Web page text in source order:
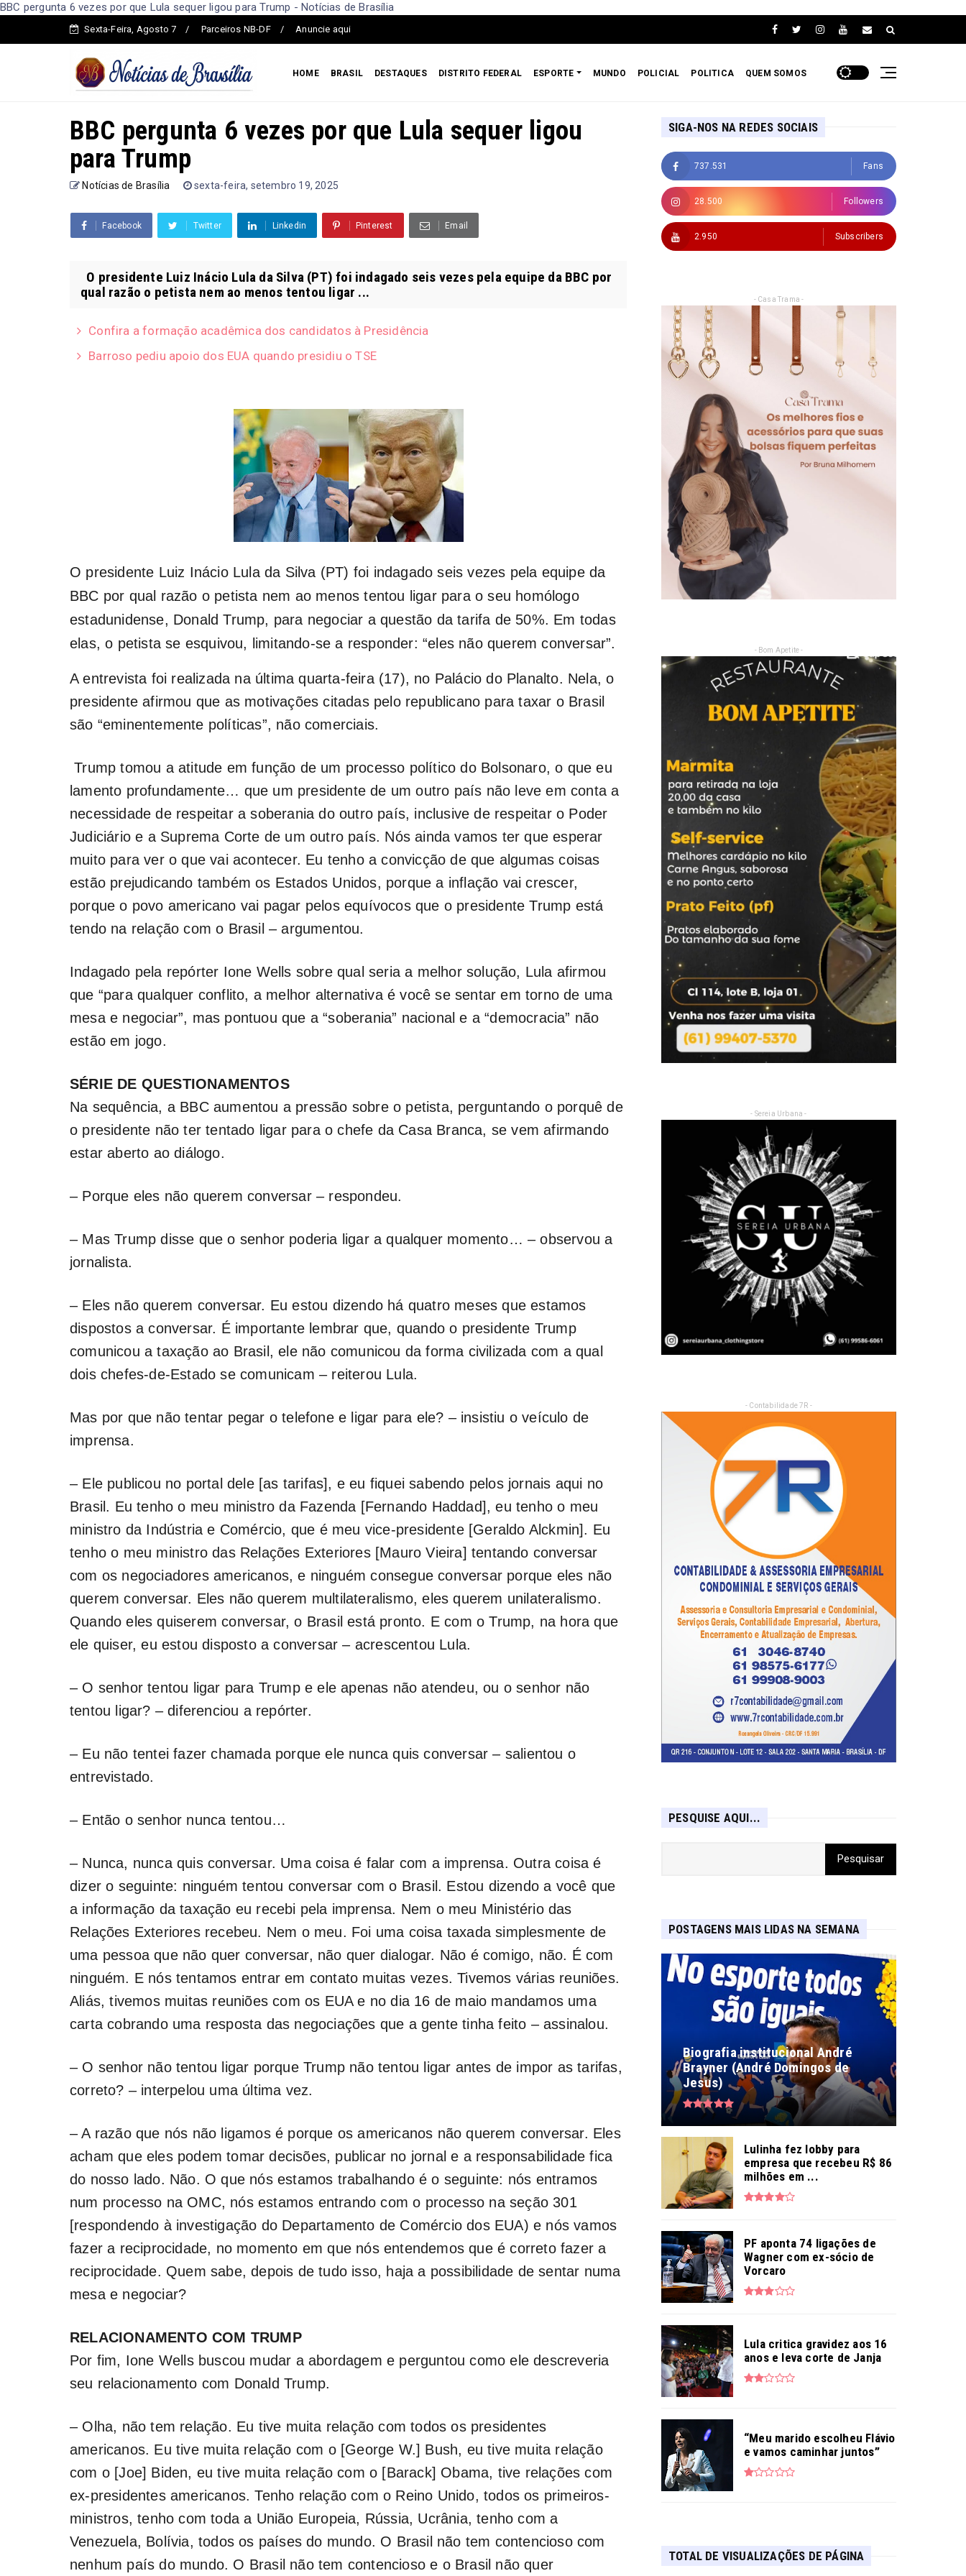
BBC pergunta 6 vezes por que Lula sequer ligou para Trump - Notícias de Brasília
Sexta-Feira, Agosto 7 Parceiros NB-DF Anuncie aqui
HOME BRASIL DESTAQUES DISTRITO FEDERAL ESPORTE MUNDO POLICIAL POLITICA QUEM SOMOS
BBC pergunta 6 vezes por que Lula sequer ligou
para Trump
Notícias de Brasília sexta-feira, setembro 19, 2025
Facebook Twitter Linkedin Pinterest Email
O presidente Luiz Inácio Lula da Silva (PT) foi indagado seis vezes pela equipe da BBC por
qual razão o petista nem ao menos tentou ligar ...
Confira a formação acadêmica dos candidatos à Presidência
Barroso pediu apoio dos EUA quando presidiu o TSE
O presidente Luiz Inácio Lula da Silva (PT) foi indagado seis vezes pela equipe da
BBC por qual razão o petista nem ao menos tentou ligar para o seu homólogo
estadunidense, Donald Trump, para negociar a questão da tarifa de 50%. Em todas
elas, o petista se esquivou, limitando-se a responder: “eles não querem conversar”.
A entrevista foi realizada na última quarta-feira (17), no Palácio do Planalto. Nela, o
presidente afirmou que as motivações citadas pelo republicano para taxar o Brasil
são “eminentemente políticas”, não comerciais.
Trump tomou a atitude em função de um processo político do Bolsonaro, o que eu
lamento profundamente… que um presidente de um outro país não leve em conta a
necessidade de respeitar a soberania do outro país, inclusive de respeitar o Poder
Judiciário e a Suprema Corte de um outro país. Nós ainda vamos ter que esperar
muito para ver o que vai acontecer. Eu tenho a convicção de que algumas coisas
estão prejudicando também os Estados Unidos, porque a inflação vai crescer,
porque o povo americano vai pagar pelos equívocos que o presidente Trump está
tendo na relação com o Brasil – argumentou.
Indagado pela repórter Ione Wells sobre qual seria a melhor solução, Lula afirmou
que “para qualquer conflito, a melhor alternativa é você se sentar em torno de uma
mesa e negociar”, mas pontuou que a “soberania” nacional e a “democracia” não
estão em jogo.
SÉRIE DE QUESTIONAMENTOS
Na sequência, a BBC aumentou a pressão sobre o petista, perguntando o porquê de
o presidente não ter tentado ligar para o chefe da Casa Branca, se vem afirmando
estar aberto ao diálogo.
– Porque eles não querem conversar – respondeu.
– Mas Trump disse que o senhor poderia ligar a qualquer momento… – observou a
jornalista.
– Eles não querem conversar. Eu estou dizendo há quatro meses que estamos
dispostos a conversar. É importante lembrar que, quando o presidente Trump
comunicou a taxação ao Brasil, ele não comunicou da forma civilizada com a qual
dois chefes-de-Estado se comunicam – reiterou Lula.
Mas por que não tentar pegar o telefone e ligar para ele? – insistiu o veículo de
imprensa.
– Ele publicou no portal dele [as tarifas], e eu fiquei sabendo pelos jornais aqui no
Brasil. Eu tenho o meu ministro da Fazenda [Fernando Haddad], eu tenho o meu
ministro da Indústria e Comércio, que é meu vice-presidente [Geraldo Alckmin]. Eu
tenho o meu ministro das Relações Exteriores [Mauro Vieira] tentando conversar
com os negociadores americanos, e ninguém consegue conversar porque eles não
querem conversar. Eles não querem multilateralismo, eles querem unilateralismo.
Quando eles quiserem conversar, o Brasil está pronto. E com o Trump, na hora que
ele quiser, eu estou disposto a conversar – acrescentou Lula.
– O senhor tentou ligar para Trump e ele apenas não atendeu, ou o senhor não
tentou ligar? – diferenciou a repórter.
– Eu não tentei fazer chamada porque ele nunca quis conversar – salientou o
entrevistado.
– Então o senhor nunca tentou…
– Nunca, nunca quis conversar. Uma coisa é falar com a imprensa. Outra coisa é
dizer o seguinte: ninguém tentou conversar com o Brasil. Estou dizendo a você que
a informação da taxação eu recebi pela imprensa. Nem o meu Ministério das
Relações Exteriores recebeu. Nem o meu. Foi uma coisa taxada simplesmente de
uma pessoa que não quer conversar, não quer dialogar. Não é comigo, não. É com
ninguém. E nós tentamos entrar em contato muitas vezes. Tivemos várias reuniões.
Aliás, tivemos muitas reuniões com os EUA e no dia 16 de maio mandamos uma
carta cobrando uma resposta das negociações que a gente tinha feito – assinalou.
– O senhor não tentou ligar porque Trump não tentou ligar antes de impor as tarifas,
correto? – interpelou uma última vez.
– A razão que nós não ligamos é porque os americanos não querem conversar. Eles
acham que eles podem tomar decisões, publicar no jornal e a responsabilidade fica
do nosso lado. Não. O que nós estamos trabalhando é o seguinte: nós entramos
num processo na OMC, nós estamos entrando com o processo na seção 301
[respondendo à investigação do Departamento de Comércio dos EUA) e nós vamos
fazer a reciprocidade, no momento em que nós entendemos que é correto fazer a
reciprocidade. Quem sabe, depois de tudo isso, haja a possibilidade de sentar numa
mesa e negociar?
RELACIONAMENTO COM TRUMP
Por fim, Ione Wells buscou mudar a abordagem e perguntou como ele descreveria
seu relacionamento com Donald Trump.
– Olha, não tem relação. Eu tive muita relação com todos os presidentes
americanos. Eu tive muita relação com o [George W.] Bush, eu tive muita relação
com o [Joe] Biden, eu tive muita relação com o [Barack] Obama, tive relações com
ex-presidentes americanos. Tenho relação com o Reino Unido, todos os primeiros-
ministros, tenho com toda a União Europeia, Rússia, Ucrânia, tenho com a
Venezuela, Bolívia, todos os países do mundo. O Brasil não tem contencioso com
nenhum país do mundo. O Brasil não tem contencioso e o Brasil não quer
SIGA-NOS NA REDES SOCIAIS
737.531 Fans
28.500 Followers
2.950 Subscribers
- Casa Trama -
- Bom Apetite -
- Sereia Urbana -
- Contabilidade 7R -
PESQUISE AQUI...
POSTAGENS MAIS LIDAS NA SEMANA
Biografia institucional André
Brayner (André Domingos de
Jesus)
Lulinha fez lobby para
empresa que recebeu R$ 86
milhões em ...
PF aponta 74 ligações de
Wagner com ex-sócio de
Vorcaro
Lula critica gravidez aos 16
anos e leva corte de Janja
“Meu marido escolheu Flávio
e vamos caminhar juntos”
TOTAL DE VISUALIZAÇÕES DE PÁGINA